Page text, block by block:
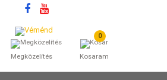
Megközelítés
0
Kosaram